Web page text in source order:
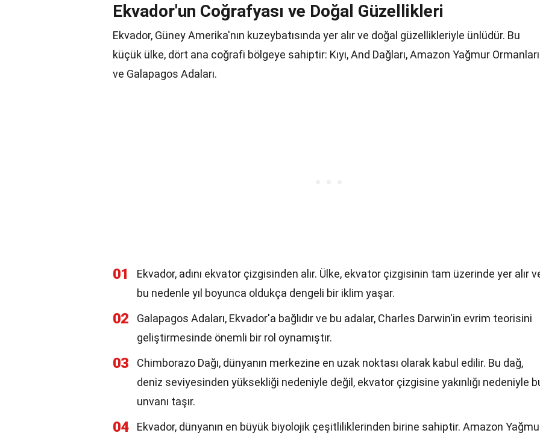
Ekvador'un Coğrafyası ve Doğal Güzellikleri
Ekvador, Güney Amerika'nın kuzeybatısında yer alır ve doğal güzellikleriyle ünlüdür. Bu
küçük ülke, dört ana coğrafi bölgeye sahiptir: Kıyı, And Dağları, Amazon Yağmur Ormanları
ve Galapagos Adaları.
01
Ekvador, adını ekvator çizgisinden alır. Ülke, ekvator çizgisinin tam üzerinde yer alır
bu nedenle yıl boyunca oldukça dengeli bir iklim yaşar.
02
Galapagos Adaları, Ekvador'a bağlıdır ve bu adalar, Charles Darwin'in evrim teorisini
geliştirmesinde önemli bir rol oynamıştır.
03
Chimborazo Dağı, dünyanın merkezine en uzak noktası olarak kabul edilir. Bu dağ,
deniz seviyesinden yüksekliği nedeniyle değil, ekvator çizgisine yakınlığı nedeniyle
unvanı taşır.
04
Ekvador, dünyanın en büyük biyolojik çeşitliliklerinden birine sahiptir. Amazon